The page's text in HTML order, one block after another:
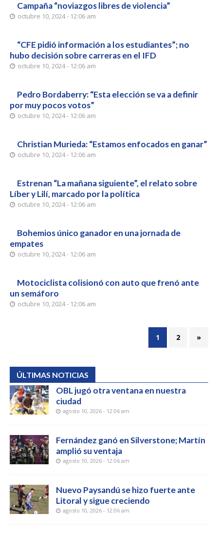
Campaña “noviazgos libres de violencia”
octubre 10, 2024 - 12:06 am
“CFE pidió información a los estudiantes”; no
hubo decisión sobre carreras en el IFD
octubre 10, 2024 - 12:06 am
Pedro Bordaberry: “Esta elección se va a definir
por muy pocos votos”
octubre 10, 2024 - 12:06 am
Christian Murieda: “Estamos enfocados en ganar”
octubre 10, 2024 - 12:06 am
Estrenan “La mañana siguiente”, el relato sobre
Líber y Lilí, marcado por la política
octubre 10, 2024 - 12:06 am
Bohemios único ganador en una jornada de
empates
octubre 10, 2024 - 12:06 am
Motociclista colisionó con auto que frenó ante
un semáforo
octubre 10, 2024 - 12:06 am
1 2 »
ÚLTIMAS NOTICIAS
OBL jugó otra ventana en nuestra
ciudad
agosto 10, 2026 - 12:06 am
Fernández ganó en Silverstone; Martín
amplió su ventaja
agosto 10, 2026 - 12:06 am
Nuevo Paysandú se hizo fuerte ante
Litoral y sigue creciendo
agosto 10, 2026 - 12:06 am